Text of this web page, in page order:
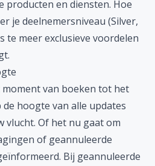
producten en diensten. Hoe
je deelnemersniveau (Silver,
te meer exclusieve voordelen
van boeken tot het
hoogte van alle updates
Of het nu gaat om
of geannuleerde
Bij geannuleerde